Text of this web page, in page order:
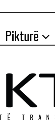
Pikturë